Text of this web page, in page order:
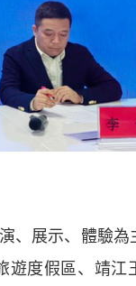
、展示、體驗為
遊度假區、靖江